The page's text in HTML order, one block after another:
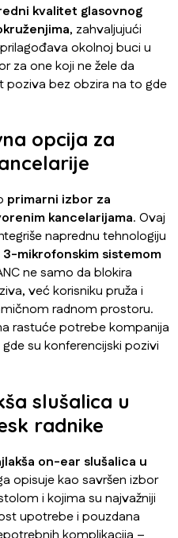
kvalitet glasovnog
, zahvaljujući
okolnoj buci u
za one koji ne žele da
bez obzira na to gde
opcija za
primarni izbor za
kancelarijama. Ovaj
naprednu tehnologiju
3-mikrofonskim sistemom
ne samo da blokira
već korisniku pruža i
radnom prostoru.
rastuće potrebe kompanija
su konferencijski pozivi
slušalica u
radnike
on-ear slušalica u
opisuje kao savršen izbor
i kojima su najvažniji
upotrebe i pouzdana